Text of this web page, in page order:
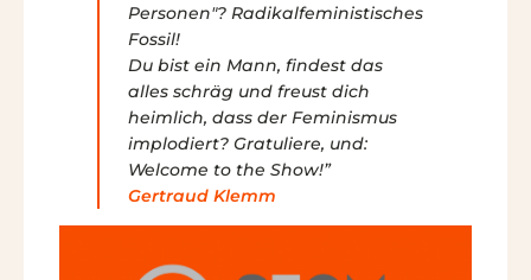
Personen"? Radikalfeministisches
Fossil!
Du bist ein Mann, findest das
alles schräg und freust dich
heimlich, dass der Feminismus
implodiert? Gratuliere, und:
Welcome to the Show!”
Gertraud Klemm